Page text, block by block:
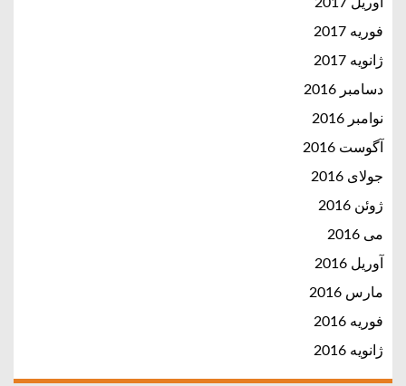
فوریه 2017
ژانویه 2017
دسامبر 2016
نوامبر 2016
آگوست 2016
جولای 2016
ژوئن 2016
می 2016
آوریل 2016
مارس 2016
فوریه 2016
ژانویه 2016